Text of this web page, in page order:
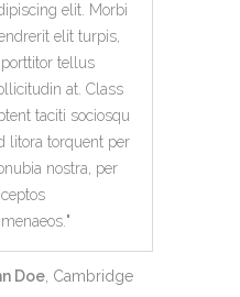
elit. Morbi
elit turpis,
tellus
at. Class
taciti sociosqu
litora torquent per
nostra, per
"
Doe , Cambridge